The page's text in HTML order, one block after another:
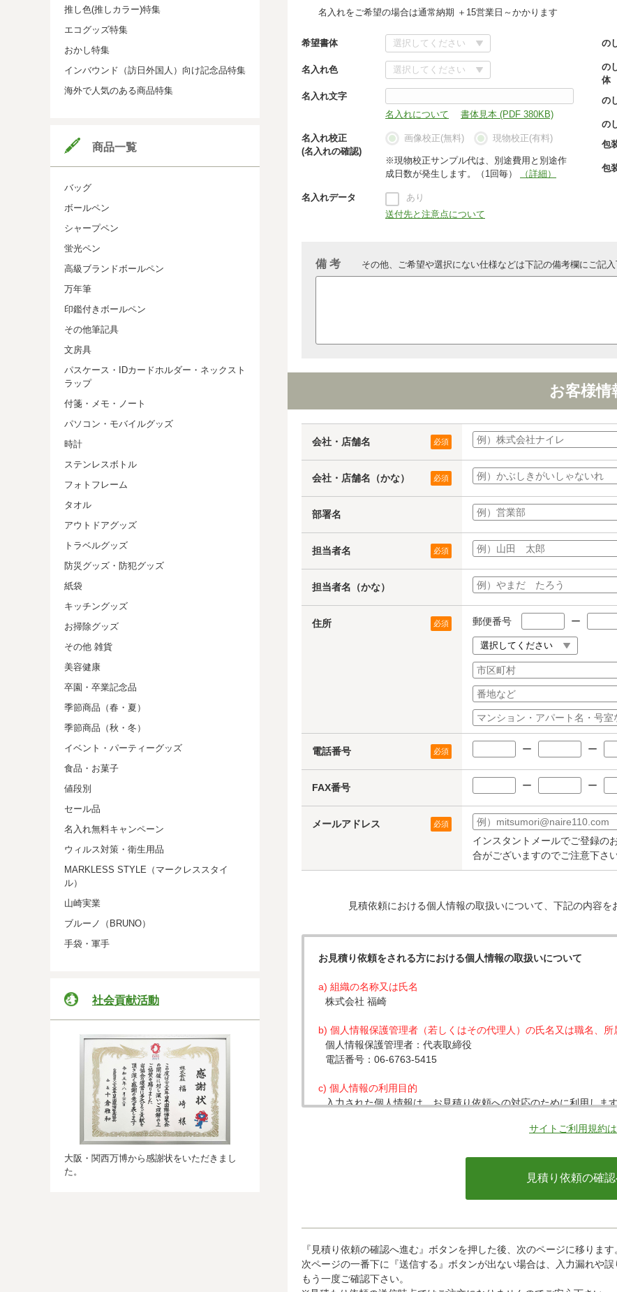
推し色(推しカラー)特集
エコグッズ特集
おかし特集
インバウンド（訪日外国人）向け記念品特集
海外で人気のある商品特集
商品一覧
バッグ
ボールペン
シャープペン
蛍光ペン
高級ブランドボールペン
万年筆
印鑑付きボールペン
その他筆記具
文房具
パスケース・IDカードホルダー・ネックスト
ラップ
付箋・メモ・ノート
パソコン・モバイルグッズ
時計
ステンレスボトル
フォトフレーム
タオル
アウトドアグッズ
トラベルグッズ
防災グッズ・防犯グッズ
紙袋
キッチングッズ
お掃除グッズ
その他 雑貨
美容健康
卒園・卒業記念品
季節商品（春・夏）
季節商品（秋・冬）
イベント・パーティーグッズ
食品・お菓子
値段別
セール品
名入れ無料キャンペーン
ウィルス対策・衛生用品
MARKLESS STYLE（マークレススタイ
ル）
山崎実業
ブルーノ（BRUNO）
手袋・軍手
社会貢献活動
大阪・関西万博から感謝状をいただきまし
た。
名入れをご希望の場合は通常納期 ＋15営業日～かかります
希望書体
名入れ色
名入れ文字
名入れについて
書体見本 (PDF 380KB)
名入れ校正
(名入れの確認)
画像校正(無料) 現物校正(有料)
※現物校正サンプル代は、別途費用と別途作
成日数が発生します。（1回毎）
（詳細）
名入れデータ
あり
送付先と注意点について
の
の
体
の
の
包
包
備 考 その他、ご希望や選択にない仕様などは下記の備考欄にご記入
お客様情
会社・店舗名 必須
会社・店舗名（かな） 必須
部署名
担当者名 必須
担当者名（かな）
住所 必須 郵便番号 ー
電話番号 必須 ー ー
FAX番号 ー ー
メールアドレス 必須
インスタントメールでご登録の
合がございますのでご注意下さい
見積依頼における個人情報の取扱いについて、下記の内容を
お見積り依頼をされる方における個人情報の取扱いについて
a) 組織の名称又は氏名
株式会社 福崎
b) 個人情報保護管理者（若しくはその代理人）の氏名又は職名、所
個人情報保護管理者：代表取締役
電話番号：06-6763-5415
c) 個人情報の利用目的
入力された個人情報は、お見積り依頼への対応のために利用しま
・クレジットカード会社への情報提供
当社がお客様から収集した以下の個人情報等は、カード発行会社
ことができないため、以下の個人情報保護措置に関する情報を把
・提供先が所在する外国の名称
・当該国の個人情報保護に関する情報
サイトご利用規約
『見積り依頼の確認へ進む』ボタンを押した後、次のページに移ります
次ページの一番下に『送信する』ボタンが出ない場合は、入力漏れや誤
もう一度ご確認下さい。